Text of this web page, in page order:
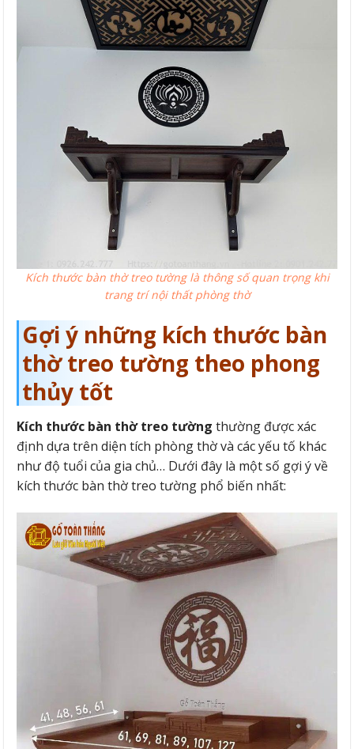
Kích thước bàn thờ treo tường là thông số quan trọng khi
trang trí nội thất phòng thờ
Gợi ý những kích thước bàn
thờ treo tường theo phong
thủy tốt
Kích thước bàn thờ treo tường thường được xác
định dựa trên diện tích phòng thờ và các yếu tố khác
như độ tuổi của gia chủ… Dưới đây là một số gợi ý về
kích thước bàn thờ treo tường phổ biến nhất: